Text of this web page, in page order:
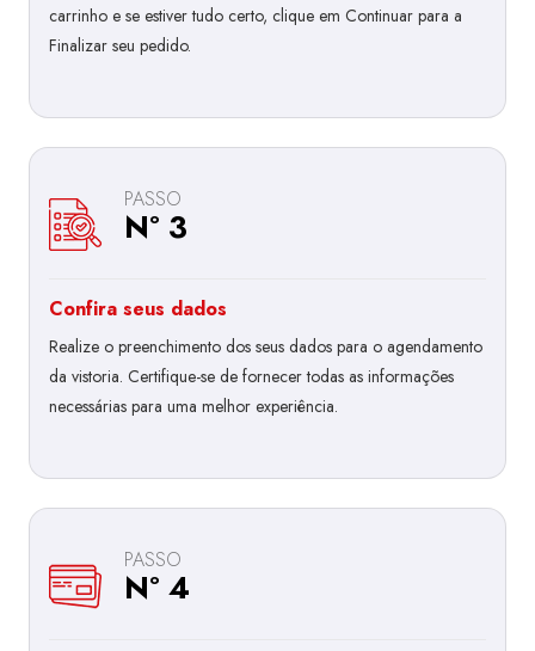
carrinho e se estiver tudo certo, clique em Continuar para a
Finalizar seu pedido.
PASSO
Nº 3
Confira seus dados
Realize o preenchimento dos seus dados para o agendamento
da vistoria. Certifique-se de fornecer todas as informações
necessárias para uma melhor experiência.
PASSO
Nº 4